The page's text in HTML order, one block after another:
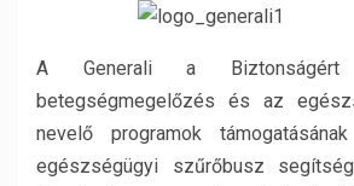
A Generali a
betegségmegelőzés és az
nevelő programok
egészségügyi szűrőbusz